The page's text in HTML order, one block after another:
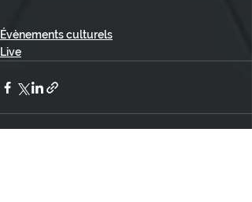
Évènements culturels
Live